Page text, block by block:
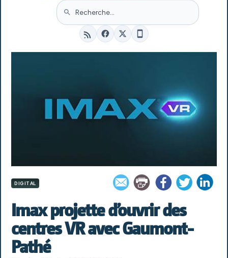
DIGITAL
Imax projette d’ouvrir des
centres VR avec Gaumont-
Pathé